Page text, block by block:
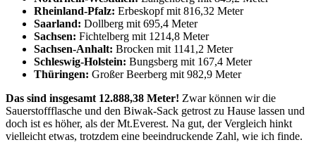
Rheinland-Pfalz: Erbeskopf mit 816,32 Meter
Saarland: Dollberg mit 695,4 Meter
Sachsen: Fichtelberg mit 1214,8 Meter
Sachsen-Anhalt: Brocken mit 1141,2 Meter
Schleswig-Holstein: Bungsberg mit 167,4 Meter
Thüringen: Großer Beerberg mit 982,9 Meter
Das sind insgesamt 12.888,38 Meter! Zwar können wir die
Sauerstoffflasche und den Biwak-Sack getrost zu Hause lassen und
doch ist es höher, als der Mt.Everest. Na gut, der Vergleich hinkt
vielleicht etwas, trotzdem eine beeindruckende Zahl, wie ich finde.